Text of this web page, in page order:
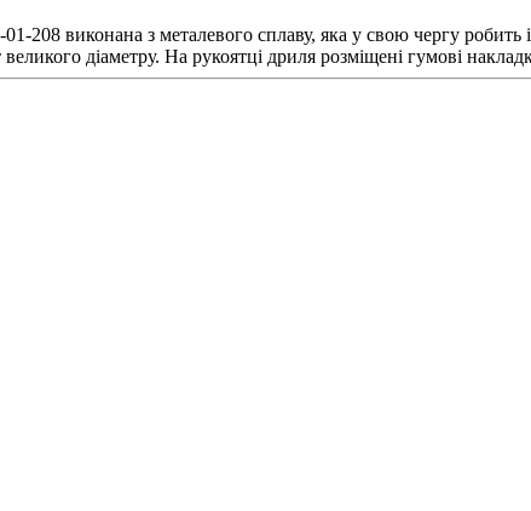
208 виконана з металевого сплаву, яка у свою чергу
діаметру. На рукоятці дриля розміщені гумові